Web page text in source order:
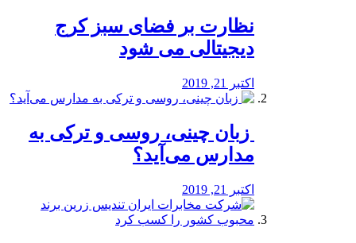
نظارت بر فضای سبز کرج
دیجیتالی می شود
اکتبر 21, 2019
️ زبان چینی، روسی و ترکی به
مدارس می‌آید؟
اکتبر 21, 2019